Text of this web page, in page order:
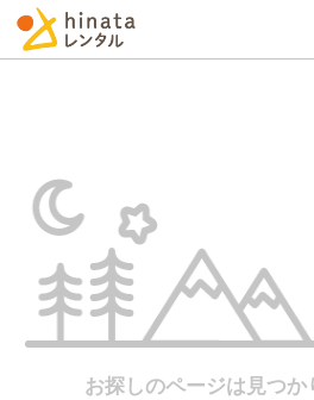
お探しのページは見つか